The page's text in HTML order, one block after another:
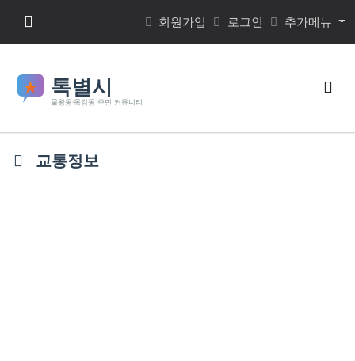
메뉴 버튼 회원가입 로그인 추가메뉴
검
교통정보